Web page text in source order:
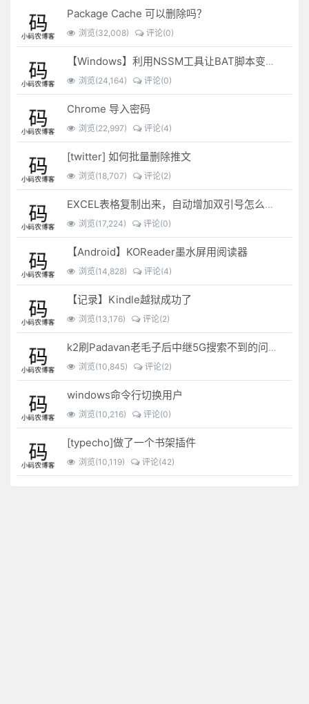
Package Cache 可以删除吗？
浏览(32,008) 评论(0)
【Windows】利用NSSM工具让BAT脚本变成后台服务
浏览(24,164) 评论(0)
Chrome 导入密码
浏览(22,997) 评论(4)
[twitter] 如何批量删除推文
浏览(18,707) 评论(2)
EXCEL表格复制出来，自动增加双引号怎么解决？
浏览(17,224) 评论(0)
【Android】KOReader墨水屏用阅读器
浏览(14,828) 评论(4)
【记录】Kindle越狱成功了
浏览(13,176) 评论(2)
k2刷Padavan老毛子后中继5G搜索不到的问题解决
浏览(10,845) 评论(2)
windows命令行切换用户
浏览(10,216) 评论(0)
[typecho]做了一个书架插件
浏览(10,119) 评论(42)